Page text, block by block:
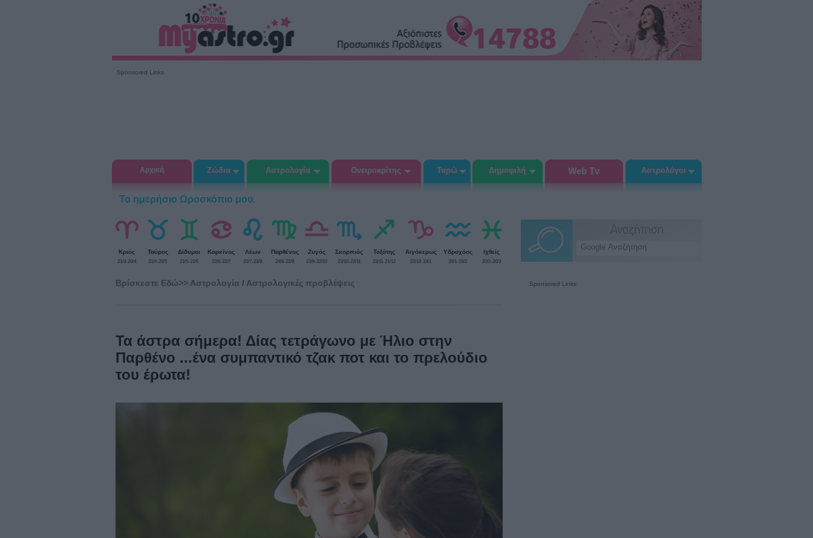
Sponsored Links
Αρχική Ζώδια Αστρολογία Ονειροκρίτης Ταρώ Δημοφιλή Web Tv Αστρολόγοι
Το ημερήσιο Ωροσκόπιο μου.
Κριός
21/3-20/4
Ταύρος
21/4-20/5
Δίδυμοι
21/5-21/6
Καρκίνος
22/6-22/7
Λέων
23/7-23/8
Παρθένος
24/8-22/9
Ζυγός
23/9-22/10
Σκορπιός
23/10-22/11
Τοξότης
23/11-21/12
Αιγόκερως
22/12-19/1
Υδροχόος
20/1-19/2
Ιχθείς
20/2-20/3
Βρίσκεστε Eδώ>> Αστρολογία / Αστρολογικές προβλέψεις
Τα άστρα σήμερα! Δίας τετράγωνο με Ήλιο στην
Παρθένο ...ένα συμπαντικό τζακ ποτ και το πρελούδιο
του έρωτα!
Sponsored Links